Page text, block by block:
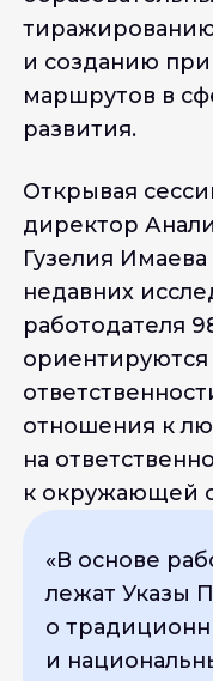
и созданию
маршрутов в
развития.
Открывая
директор
Гузелия
недавних
работодателя
ориентируются
отношения к
на
к окружающей
«В основе
лежат Указы
о
и